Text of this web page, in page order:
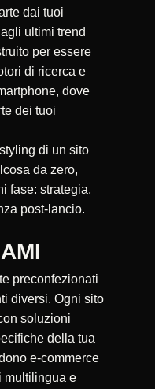
dai tuoi
ultimi trend
per essere
di ricerca e
dove
dei tuoi
di un sito
da zero,
fase: strategia,
post-lancio.
preconfezionati
diversi. Ogni sito
soluzioni
della tua
e-commerce
multilingua e